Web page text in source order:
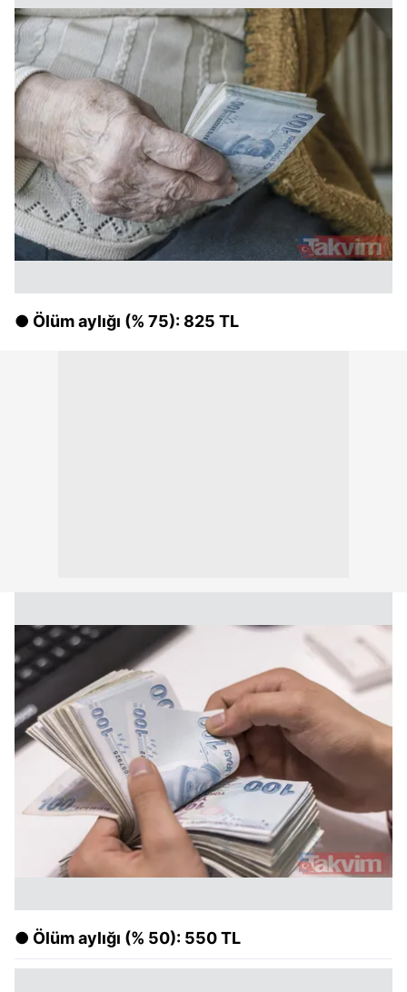
● Ölüm aylığı (% 75): 825 TL
● Ölüm aylığı (% 50): 550 TL